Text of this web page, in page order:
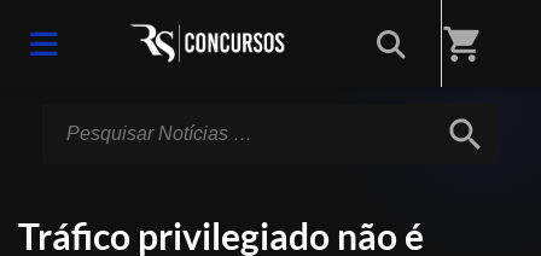
shopping_cart
search
Tráfico privilegiado não é